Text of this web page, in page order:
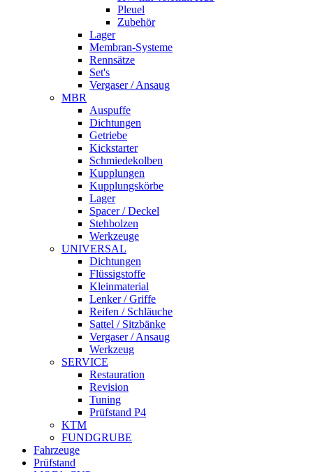
Pleuel
Zubehör
Lager
Membran-Systeme
Rennsätze
Set's
Vergaser / Ansaug
MBR
Auspuffe
Dichtungen
Getriebe
Kickstarter
Schmiedekolben
Kupplungen
Kupplungskörbe
Lager
Spacer / Deckel
Stehbolzen
Werkzeuge
UNIVERSAL
Dichtungen
Flüssigstoffe
Kleinmaterial
Lenker / Griffe
Reifen / Schläuche
Sattel / Sitzbänke
Vergaser / Ansaug
Werkzeug
SERVICE
Restauration
Revision
Tuning
Prüfstand P4
KTM
FUNDGRUBE
Fahrzeuge
Prüfstand